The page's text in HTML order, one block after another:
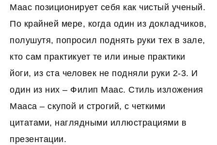
Маас позиционирует себя как чистый ученый.
По крайней мере, когда один из докладчиков,
полушутя, попросил поднять руки тех в зале,
кто сам практикует те или иные практики
йоги, из ста человек не подняли руки 2-3. И
один из них – Филип Маас. Стиль изложения
Мааса – скупой и строгий, с четкими
цитатами, наглядными иллюстрациями в
презентации.